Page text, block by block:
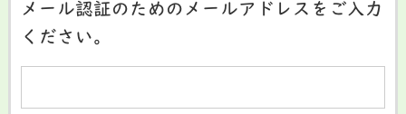
メール認証のためのメールアドレスをご入力
ください。